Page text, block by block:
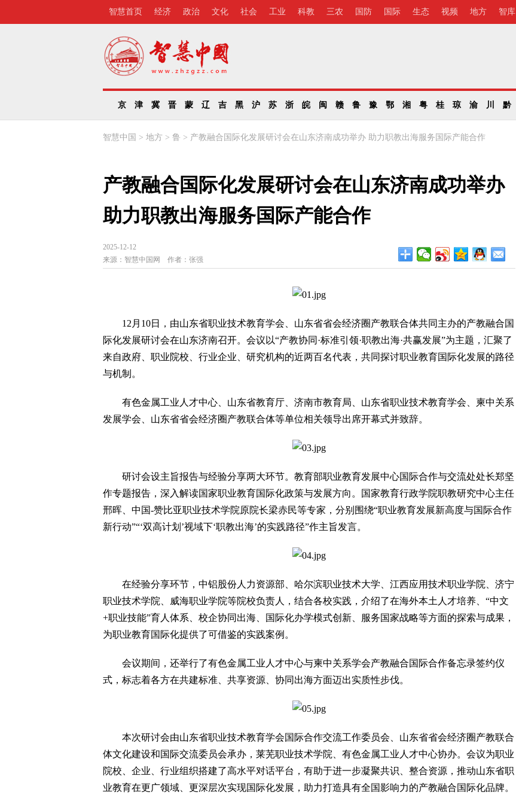
智慧首页 经济 政治 文化 社会 工业 科教 三农 国防 国际 生态 视频 地方 智库
京 津 冀 晋 蒙 辽 吉 黑 沪 苏 浙 皖 闽 赣 鲁 豫 鄂 湘 粤 桂 琼 渝 川 黔
智慧中国 > 地方 > 鲁 > 产教融合国际化发展研讨会在山东济南成功举办 助力职教出海服务国际产能合作
产教融合国际化发展研讨会在山东济南成功举办
助力职教出海服务国际产能合作
2025-12-12
来源： 智慧中国网 作者： 张强
12月10日，由山东省职业技术教育学会、山东省省会经济圈产教联合体共同主办的产教融合国
际化发展研讨会在山东济南召开。会议以“产教协同·标准引领·职教出海·共赢发展”为主题，汇聚了
来自政府、职业院校、行业企业、研究机构的近两百名代表，共同探讨职业教育国际化发展的路径
与机制。
有色金属工业人才中心、山东省教育厅、济南市教育局、山东省职业技术教育学会、柬中关系
发展学会、山东省省会经济圈产教联合体等单位相关领导出席开幕式并致辞。
研讨会设主旨报告与经验分享两大环节。教育部职业教育发展中心国际合作与交流处处长郑坚
作专题报告，深入解读国家职业教育国际化政策与发展方向。国家教育行政学院职教研究中心主任
邢晖、中国-赞比亚职业技术学院原院长梁赤民等专家，分别围绕“职业教育发展新高度与国际合作
新行动”“‘双高计划’视域下‘职教出海’的实践路径”作主旨发言。
在经验分享环节，中铝股份人力资源部、哈尔滨职业技术大学、江西应用技术职业学院、济宁
职业技术学院、威海职业学院等院校负责人，结合各校实践，介绍了在海外本土人才培养、“中文
+职业技能”育人体系、校企协同出海、国际化办学模式创新、服务国家战略等方面的探索与成果，
为职业教育国际化提供了可借鉴的实践案例。
会议期间，还举行了有色金属工业人才中心与柬中关系学会产教融合国际合作备忘录签约仪
式，标志着各方在共建标准、共享资源、协同出海方面迈出实质性步伐。
本次研讨会由山东省职业技术教育学会国际合作交流工作委员会、山东省省会经济圈产教联合
体文化建设和国际交流委员会承办，莱芜职业技术学院、有色金属工业人才中心协办。会议为职业
院校、企业、行业组织搭建了高水平对话平台，有助于进一步凝聚共识、整合资源，推动山东省职
业教育在更广领域、更深层次实现国际化发展，助力打造具有全国影响力的产教融合国际化品牌。